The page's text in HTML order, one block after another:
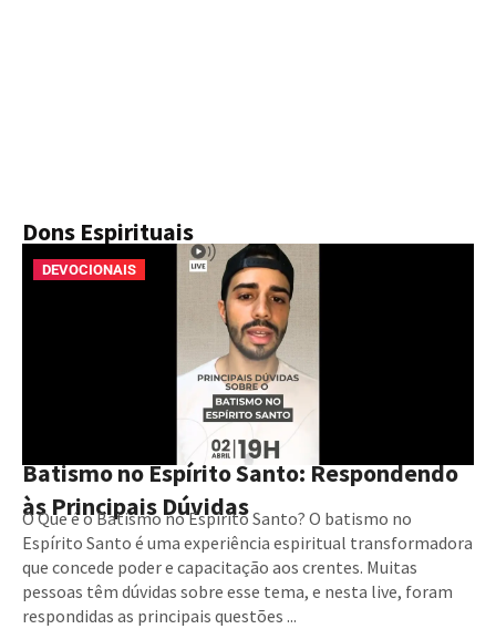
Dons Espirituais
DEVOCIONAIS
Batismo no Espírito Santo: Respondendo
às Principais Dúvidas
O Que é o Batismo no Espírito Santo? O batismo no
Espírito Santo é uma experiência espiritual transformadora
que concede poder e capacitação aos crentes. Muitas
pessoas têm dúvidas sobre esse tema, e nesta live, foram
respondidas as principais questões ...